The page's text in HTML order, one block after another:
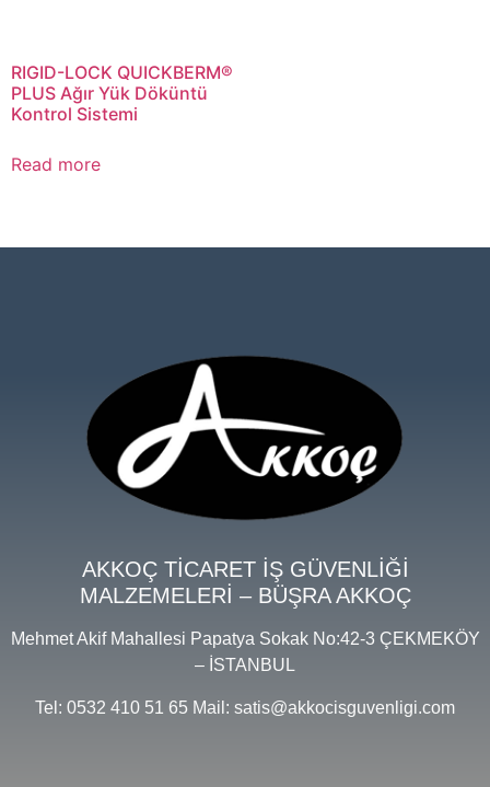
RIGID-LOCK QUICKBERM®
PLUS Ağır Yük Döküntü
Kontrol Sistemi
Read more
AKKOÇ TİCARET İŞ GÜVENLİĞİ
MALZEMELERİ – BÜŞRA AKKOÇ
Mehmet Akif Mahallesi Papatya Sokak No:42-3 ÇEKMEKÖY
– İSTANBUL
Tel: 0532 410 51 65 Mail: satis@akkocisguvenligi.com